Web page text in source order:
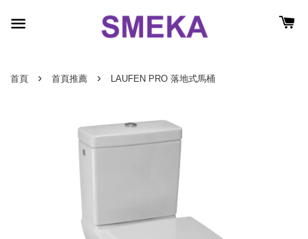
首頁 › 首頁推薦 › LAUFEN PRO 落地式馬桶